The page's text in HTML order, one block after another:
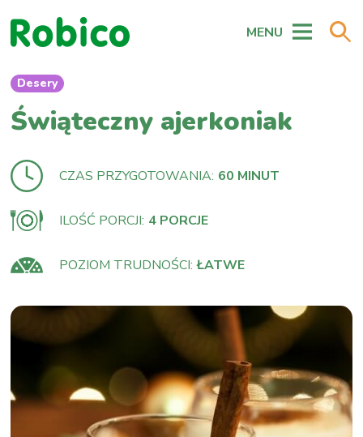
MENU
Desery
Świąteczny ajerkoniak
CZAS PRZYGOTOWANIA: 60 MINUT
ILOŚĆ PORCJI: 4 PORCJE
POZIOM TRUDNOŚCI: ŁATWE